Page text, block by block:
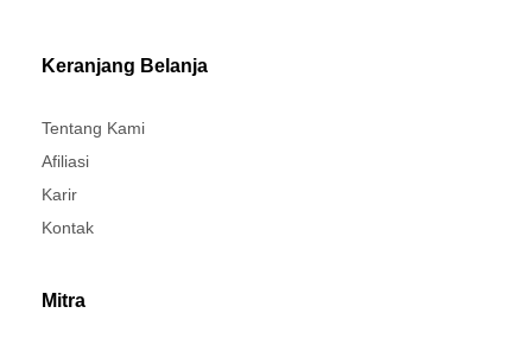
Keranjang Belanja
Tentang Kami
Afiliasi
Karir
Kontak
Mitra